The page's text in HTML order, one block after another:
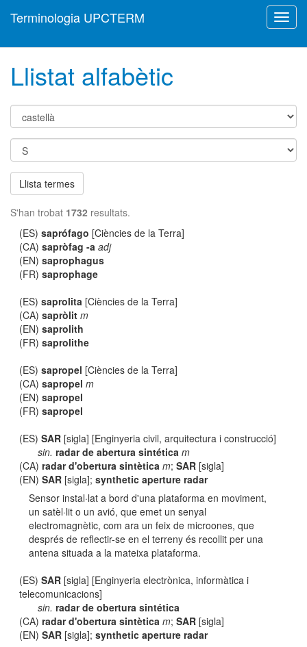
Terminologia UPCTERM
Llistat alfabètic
Llista termes
S'han trobat 1732 resultats.
(ES)saprófago [Ciències de la Terra]
(CA)sapròfag -a adj
(EN)saprophagus
(FR)saprophage
(ES)saprolita [Ciències de la Terra]
(CA)sapròlit m
(EN)saprolith
(FR)saprolithe
(ES)sapropel [Ciències de la Terra]
(CA)sapropel m
(EN)sapropel
(FR)sapropel
(ES)SAR [sigla] [Enginyeria civil, arquitectura i construcció]
sin. radar de abertura sintética m
(CA)radar d'obertura sintètica m;SAR [sigla]
(EN)SAR [sigla];synthetic aperture radar
Sensor instal·lat a bord d'una plataforma en moviment,
un satèl·lit o un avió, que emet un senyal
electromagnètic, com ara un feix de microones, que
després de reflectir-se en el terreny és recollit per una
antena situada a la mateixa plataforma.
(ES)SAR [sigla] [Enginyeria electrònica, informàtica i
telecomunicacions]
sin. radar de obertura sintética
(CA)radar d'obertura sintètica m;SAR [sigla]
(EN)SAR [sigla];synthetic aperture radar